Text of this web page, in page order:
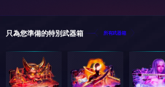
只為您準備的特別武器箱 所有武器箱